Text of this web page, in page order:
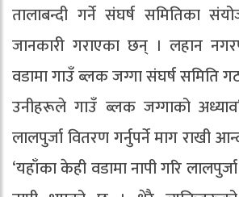
तालाबन्दी गर्ने संघर्ष समितिका
जानकारी गराएका छन् । लहान
वडामा गाउँ ब्लक जग्गा संघर्ष समिति
उनीहरूले गाउँ ब्लक जग्गाको
लालपुर्जा वितरण गर्नुपर्ने माग राखी
‘यहाँका केही वडामा नापी गरि